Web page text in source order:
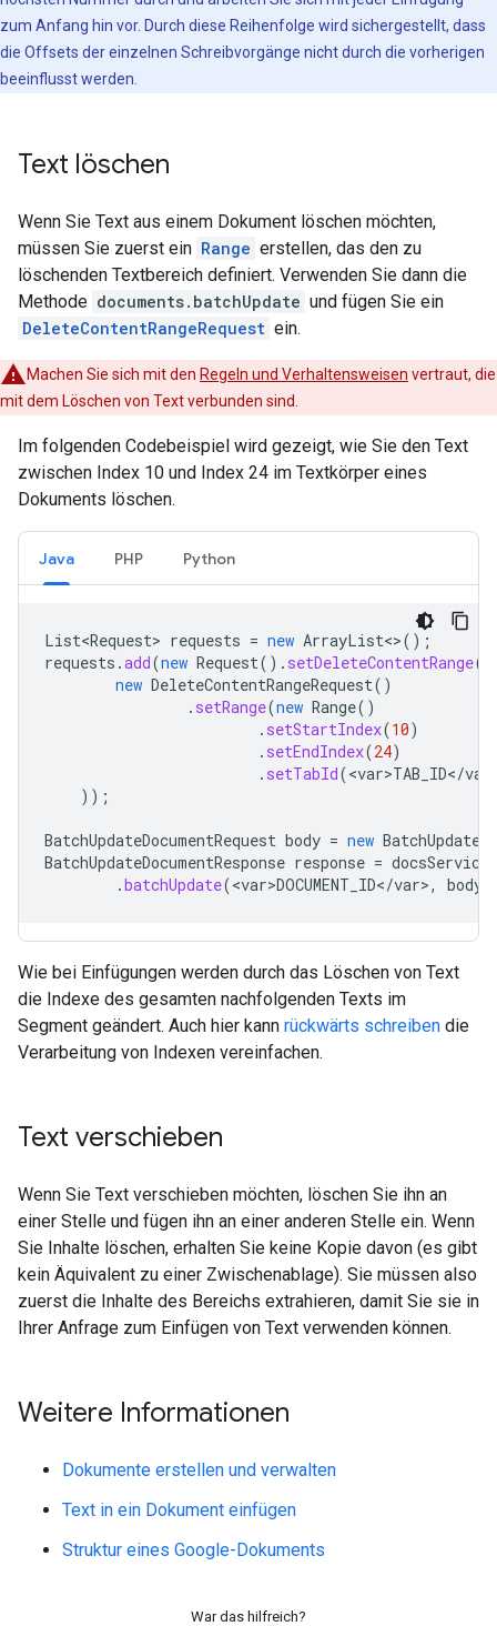
zum Anfang hin vor. Durch diese Reihenfolge wird sichergestellt, dass
die Offsets der einzelnen Schreibvorgänge nicht durch die vorherigen
beeinflusst werden.
Text löschen
Wenn Sie Text aus einem Dokument löschen möchten,
müssen Sie zuerst ein Range erstellen, das den zu
löschenden Textbereich definiert. Verwenden Sie dann die
Methode documents.batchUpdate und fügen Sie ein
DeleteContentRangeRequest ein.
Machen Sie sich mit den Regeln und Verhaltensweisen vertraut, die
mit dem Löschen von Text verbunden sind.
Im folgenden Codebeispiel wird gezeigt, wie Sie den Text
zwischen Index 10 und Index 24 im Textkörper eines
Dokuments löschen.
Java PHP Python
List<Request> requests = new ArrayList<>();
requests .add(new Request(). setDeleteContentRange(
new DeleteContentRangeRequest()
. setRange(new Range()
. setStartIndex(10)
. setEndIndex(24)
. setTabId(<var>TAB_ID</var
));
BatchUpdateDocumentRequest body = new
BatchUpdateDocumentResponse response = docsService
.batchUpdate(<var>DOCUMENT_ID</var>, body
Wie bei Einfügungen werden durch das Löschen von Text
die Indexe des gesamten nachfolgenden Texts im
Segment geändert. Auch hier kann rückwärts schreiben die
Verarbeitung von Indexen vereinfachen.
Text verschieben
Wenn Sie Text verschieben möchten, löschen Sie ihn an
einer Stelle und fügen ihn an einer anderen Stelle ein. Wenn
Sie Inhalte löschen, erhalten Sie keine Kopie davon (es gibt
kein Äquivalent zu einer Zwischenablage). Sie müssen also
zuerst die Inhalte des Bereichs extrahieren, damit Sie sie in
Ihrer Anfrage zum Einfügen von Text verwenden können.
Weitere Informationen
Dokumente erstellen und verwalten
Text in ein Dokument einfügen
Struktur eines Google-Dokuments
War das hilfreich?